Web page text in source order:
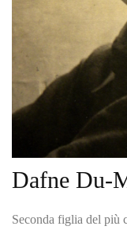
Dafne Du-
Seconda figlia del più